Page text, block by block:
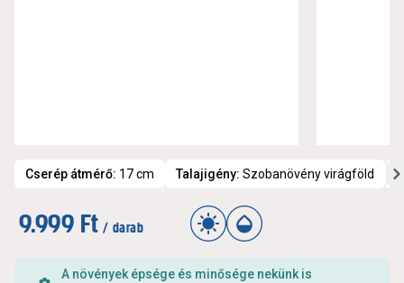
Cserép átmérő: 17 cm Talajigény: Szobanövény virágföld
9.999 Ft / darab
A növények épsége és minősége nekünk is